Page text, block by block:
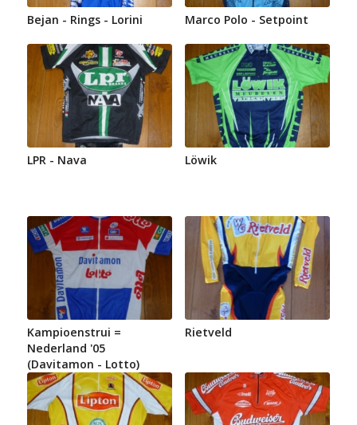
Bejan - Rings - Lorini Marco Polo - Setpoint
LPR - Nava Löwik
Kampioenstrui =
Nederland '05
(Davitamon - Lotto)
Rietveld